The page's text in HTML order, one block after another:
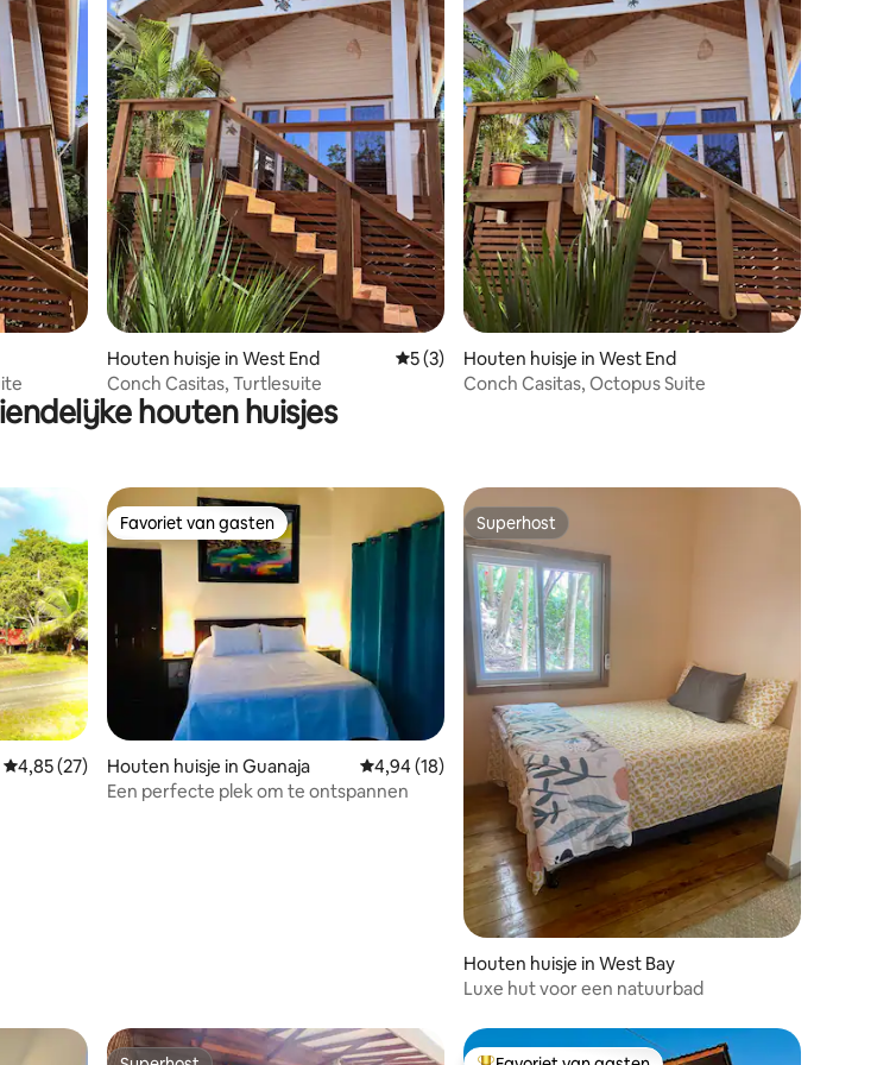
Houten huisje in West End Gemiddelde beoordeling van 5 op 5, 3 recensies
5 (3)
Conch Casitas, Turtlesuite
Houten huisje in West End
Conch Casitas, Octopus Suite
houten huisjes
Gemiddelde beoordeling van 4,85 op 5, 27 recensies
4,85 (27)
Favoriet van gasten
Favoriet van gasten
Houten huisje in Guanaja Gemiddelde beoordeling van 4,94 op 5, 18 recensies
4,94 (18)
Een perfecte plek om te ontspannen
Superhost
Superhost
Houten huisje in West Bay
Luxe hut voor een natuurbad